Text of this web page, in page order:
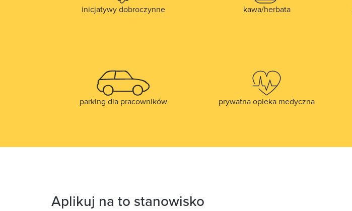
inicjatywy dobroczynne kawa/herbata
parking dla pracowników prywatna opieka medyczna
Aplikuj na to stanowisko